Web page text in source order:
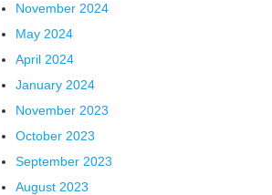
November 2024
May 2024
April 2024
January 2024
November 2023
October 2023
September 2023
August 2023